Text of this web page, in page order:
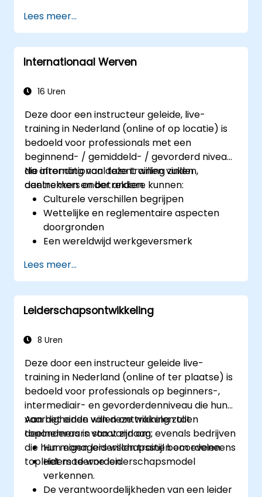
Zinvolle doelstellingen te stellen en deze
effectief over te brengen op anderen.
Vertrouwen op te bouwen en invloed uit
te oefenen door middel van effectieve
Lees meer...
Internationaal Werven
16 Uren
Deze door een instructeur geleide, live-
training in Nederland (online of op locatie) is
bedoeld voor professionals met een
beginnend- / gemiddeld- / gevorderd niveau
die internationaal talent willen vinden,
aantrekken en betrekken.
Na afronding van deze training zullen
deelnemers onder andere kunnen:
Culturele verschillen begrijpen
Wettelijke en reglementaire aspecten
doorgronden
Een wereldwijd werkgeversmerk
Toegang krijgen tot internationale talent-
en wervingskanalen
Lees meer...
Leiderschapsontwikkeling
8 Uren
Deze door een instructeur geleide live-
training in Nederland (online of ter plaatse) is
bedoeld voor professionals op beginners-,
intermediair- en gevorderdenniveau die hun
vaardigheden willen ontwikkelen tot
toponderaars van vandaag; evenals bedrijven
die hun managers willen trainen om eveneens
topleiders te worden.
Aan het einde van deze training zullen
deelnemers in staat zijn om:
Hun eigen leiderschapsstijl beoordelen.
Het moderne leiderschapsmodel
verkennen.
De verantwoordelijkheden van een leider